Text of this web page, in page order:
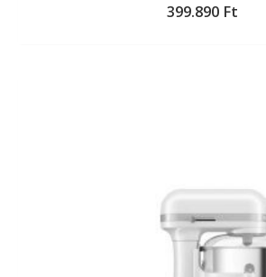
399.890 Ft